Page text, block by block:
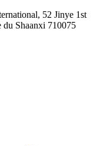
52 Jinye 1st
Shaanxi 710075